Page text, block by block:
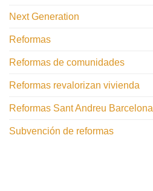
Next Generation
Reformas
Reformas de comunidades
Reformas revalorizan vivienda
Reformas Sant Andreu Barcelona
Subvención de reformas